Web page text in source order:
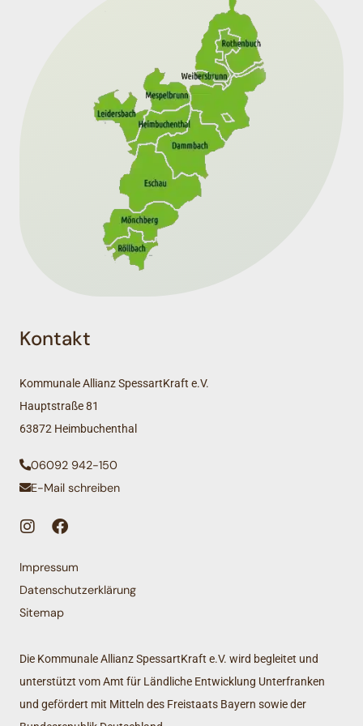
Kontakt
Kommunale Allianz SpessartKraft e.V.
Hauptstraße 81
63872 Heimbuchenthal
06092 942-150
E-Mail schreiben
Impressum
Datenschutzerklärung
Sitemap
Die Kommunale Allianz SpessartKraft e.V. wird begleitet und
unterstützt vom Amt für Ländliche Entwicklung Unterfranken
und gefördert mit Mitteln des Freistaats Bayern sowie der